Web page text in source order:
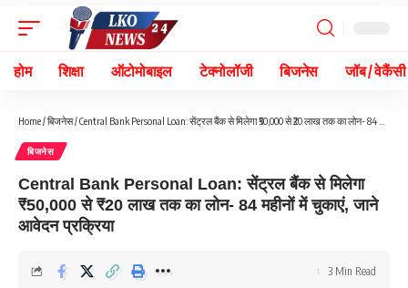
होम शिक्षा ऑटोमोबाइल टेक्नोलॉजी बिजनेस जॉब / वेकैंसी
Home/बिजनेस/Central Bank Personal Loan: सेंट्रल बैंक से मिलेगा ₹50,000 से ₹20 लाख तक का लोन- 84 महीनों में चुकाएं, जाने आवेदन प्रक्रिया
बिजनेस
Central Bank Personal Loan: सेंट्रल बैंक से मिलेगा
₹50,000 से ₹20 लाख तक का लोन- 84 महीनों में चुकाएं, जाने
आवेदन प्रक्रिया
3 Min Read